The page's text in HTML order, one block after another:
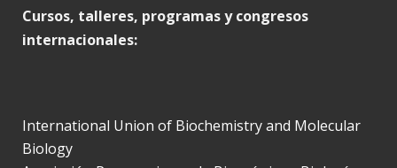
Cursos, talleres, programas y congresos
internacionales:
International Union of Biochemistry and Molecular
Biology